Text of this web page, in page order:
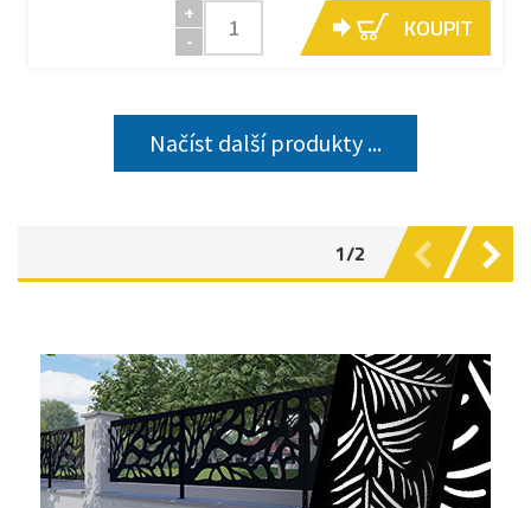
+
-
KOUPIT
Načíst další produkty ...
1/2